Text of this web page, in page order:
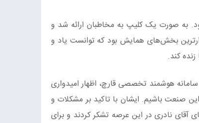
به صورت یک کلیپ به مخاطبان ارائه شد و
بخش‌های همایش بود که توانست یاد و
کند.
هوشمند تخصصی قارچ، اظهار امیدواری
صنعت باشیم. ایشان با تاکید بر مشکلات و
آقای نادری در این عرصه تشکر کردند و برای